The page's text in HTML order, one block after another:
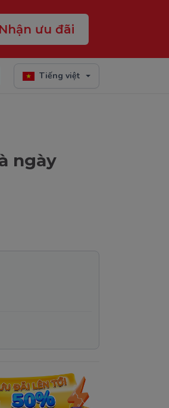
Nhận ưu đãi
Tiếng việt
ngày